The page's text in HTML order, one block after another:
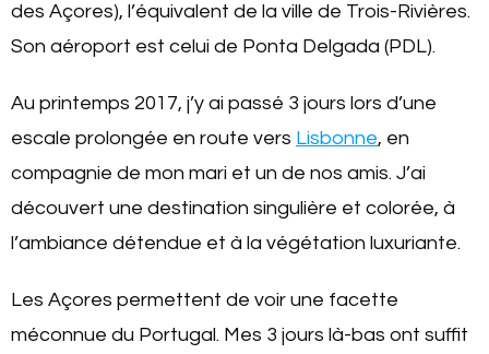
des Açores), l’équivalent de la ville de Trois-Rivières.
Son aéroport est celui de Ponta Delgada (PDL).
Au printemps 2017, j’y ai passé 3 jours lors d’une
escale prolongée en route vers Lisbonne, en
compagnie de mon mari et un de nos amis. J’ai
découvert une destination singulière et colorée, à
l’ambiance détendue et à la végétation luxuriante.
Les Açores permettent de voir une facette
méconnue du Portugal. Mes 3 jours là-bas ont suffit